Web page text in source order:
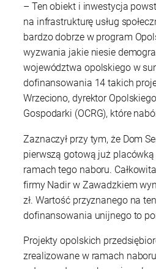
– Ten obiekt i inwestycja
na infrastrukturę usług
bardzo dobrze w program
wyzwania jakie niesie
województwa opolskiego w
dofinansowania 14 takich
Wrzeciono, dyrektor
Gospodarki (OCRG), które
Zaznaczył przy tym, że Dom
pierwszą gotową już
ramach tego naboru.
firmy Nadir w Zawadzkiem
zł. Wartość przyznanego na
dofinansowania unijnego to
Projekty opolskich
zrealizowane w ramach